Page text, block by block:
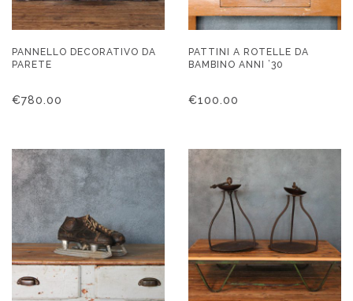
PANNELLO DECORATIVO DA
PARETE
€780.00
PATTINI A ROTELLE DA
BAMBINO ANNI ’30
€100.00